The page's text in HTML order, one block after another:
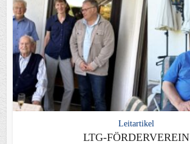
Leitartikel
LTG-FÖRDERVEREIN